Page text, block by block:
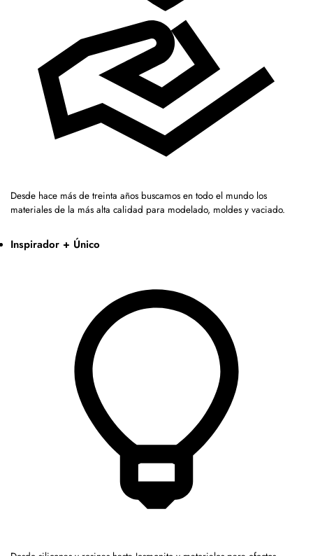
Desde hace más de treinta años buscamos en todo el mundo los
materiales de la más alta calidad para modelado, moldes y vaciado.
Inspirador + Único